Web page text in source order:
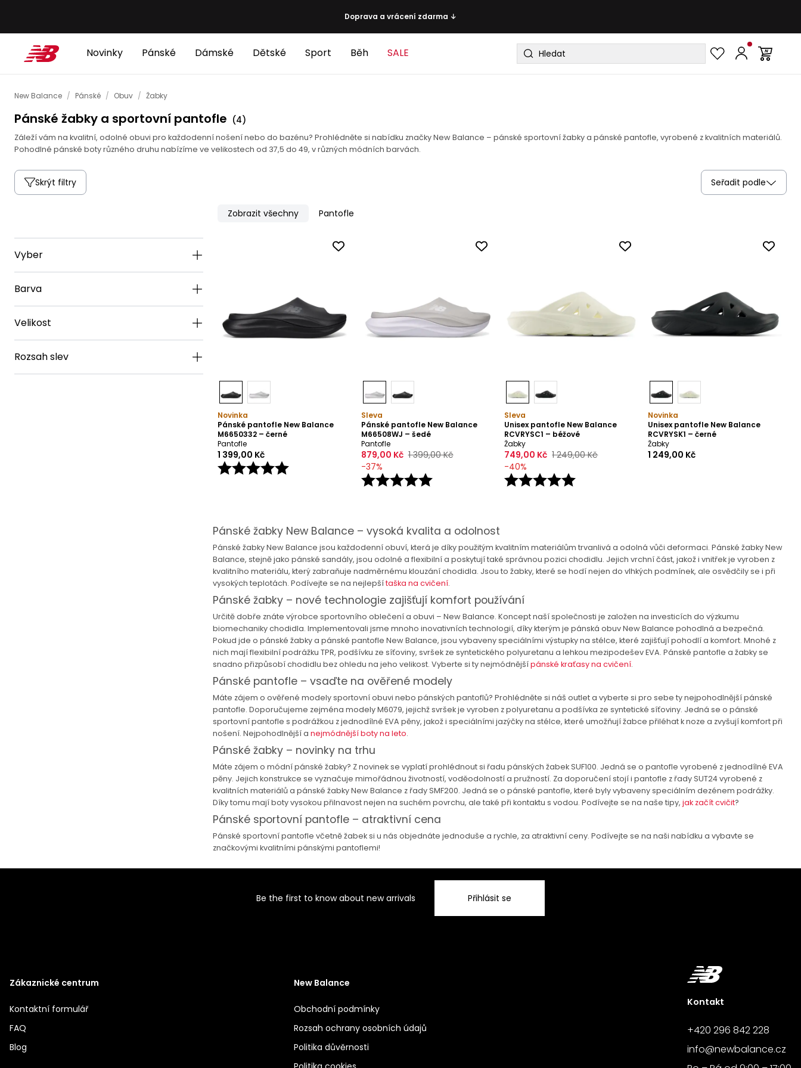
Doprava a vrácení zdarma ↓
Novinky Pánské Dámské Dětské Sport Běh SALE
New Balance / Pánské / Obuv / Žabky
Pánské žabky a sportovní pantofle (4)
Záleží vám na kvalitní, odolné obuvi pro každodenní nošení nebo do bazénu? Prohlédněte si nabídku značky New Balance – pánské sportovní žabky a pánské pantofle, vyrobené z kvalitních materiálů.
Pohodlné pánské boty různého druhu nabízíme ve velikostech od 37,5 do 49, v různých módních barvách.
Skrýt filtry Seřadit podle
Vyber
Barva
Velikost
Rozsah slev
Zobrazit všechny Pantofle
Novinka
Pánské pantofle New Balance
M6650332 – černé
Pantofle
1 399,00 Kč
Sleva
Pánské pantofle New Balance
M66508WJ – šedé
Pantofle
879,00 Kč 1 399,00 Kč
-37%
Sleva
Unisex pantofle New Balance
RCVRYSC1 – béžové
Žabky
749,00 Kč 1 249,00 Kč
-40%
Novinka
Unisex pantofle New Balance
RCVRYSK1 – černé
Žabky
1 249,00 Kč
Pánské žabky New Balance – vysoká kvalita a odolnost
Pánské žabky New Balance jsou každodenní obuví, která je díky použitým kvalitním materiálům trvanlivá a odolná vůči deformaci. Pánské žabky New
Balance, stejně jako pánské sandály, jsou odolné a flexibilní a poskytují také správnou pozici chodidlu. Jejich vrchní část, jakož i vnitřek je vyroben z
kvalitního materiálu, který zabraňuje nadměrnému klouzání chodidla. Jsou to žabky, které se hodí nejen do vlhkých podmínek, ale osvědčily se i při
vysokých teplotách. Podívejte se na nejlepšítaška na cvičení.
Pánské žabky – nové technologie zajišťují komfort používání
Určitě dobře znáte výrobce sportovního oblečení a obuvi – New Balance. Koncept naší společnosti je založen na investicích do výzkumu
biomechaniky chodidla. Implementovali jsme mnoho inovativních technologií, díky kterým je pánská obuv New Balance pohodlná a bezpečná.
Pokud jde o pánské žabky a pánské pantofle New Balance, jsou vybaveny speciálními výstupky na stélce, které zajišťují pohodlí a komfort. Mnohé z
nich mají flexibilní podrážku TPR, podšívku ze síťoviny, svršek ze syntetického polyuretanu a lehkou mezipodešev EVA. Pánské pantofle a žabky se
snadno přizpůsobí chodidlu bez ohledu na jeho velikost. Vyberte si ty nejmódnějšípánské kraťasy na cvičení.
Pánské pantofle – vsaďte na ověřené modely
Máte zájem o ověřené modely sportovní obuvi nebo pánských pantoflů? Prohlédněte si náš outlet a vyberte si pro sebe ty nejpohodlnější pánské
pantofle. Doporučujeme zejména modely M6079, jejichž svršek je vyroben z polyuretanu a podšívka ze syntetické síťoviny. Jedná se o pánské
sportovní pantofle s podrážkou z jednodílné EVA pěny, jakož i speciálními jazýčky na stélce, které umožňují žabce přiléhat k noze a zvyšují komfort při
nošení. Nejpohodlnější a nejmódnější boty na leto.
Pánské žabky – novinky na trhu
Máte zájem o módní pánské žabky? Z novinek se vyplatí prohlédnout si řadu pánských žabek SUF100. Jedná se o pantofle vyrobené z jednodílné EVA
pěny. Jejich konstrukce se vyznačuje mimořádnou životností, voděodolností a pružností. Za doporučení stojí i pantofle z řady SUT24 vyrobené z
kvalitních materiálů a pánské žabky New Balance z řady SMF200. Jedná se o pánské pantofle, které byly vybaveny speciálním dezénem podrážky.
Díky tomu mají boty vysokou přilnavost nejen na suchém povrchu, ale také při kontaktu s vodou. Podívejte se na naše tipy, jak začít cvičit?
Pánské sportovní pantofle – atraktivní cena
Pánské sportovní pantofle včetně žabek si u nás objednáte jednoduše a rychle, za atraktivní ceny. Podívejte se na naši nabídku a vybavte se
značkovými kvalitními pánskými pantoflemi!
Be the first to know about new arrivals Přihlásit se
Zákaznické centrum
Kontaktní formulář
FAQ
Blog
New Balance
Obchodní podmínky
Rozsah ochrany osobních údajů
Politika důvěrnosti
Kontakt
+420 296 842 228
info@newbalance.cz
Tato webová stránka používá cookies
Tyto stránky používají cookies za účelem poskytování služeb, včetně služeb souvisejících se
správným fungováním portálu, úpravou jeho obsahu, analýzou a průzkumy jeho využívání a
zobrazováním personalizované a nepersonalizované reklamy (profilování reklamy) v souladu se
Zásadami ochrany soukromí aZásadami používání cookies. Podmínky uchovávání a přístupu
ke cookies můžete upravit ve svém prohlížeči. Pro akceptaci této skutečnosti prosím klikněte na
„Souhlasím“, nebo „Upravit nastavení cookies“.
SOUHLASÍM
UPRAVIT NASTAVENÍ COOKIES